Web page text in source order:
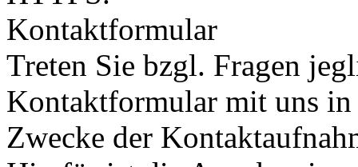
Kontaktformular
Treten Sie bzgl. Fragen
Kontaktformular mit uns
Zwecke der